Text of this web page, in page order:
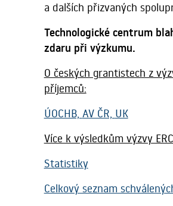
a dalších přizvaných
Technologické centrum
zdaru při výzkumu.
O českých grantistech z
příjemců:
ÚOCHB, AV ČR, UK
Více k výsledkům výzvy
Statistiky
Celkový seznam